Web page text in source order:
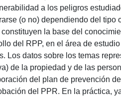
a los peligros
(o no) dependiendo del tipo
la base del
del RPP, en el área de
Los datos sobre los temas
de la propiedad y de las
del plan de prevención
del PPR. En la práctica,